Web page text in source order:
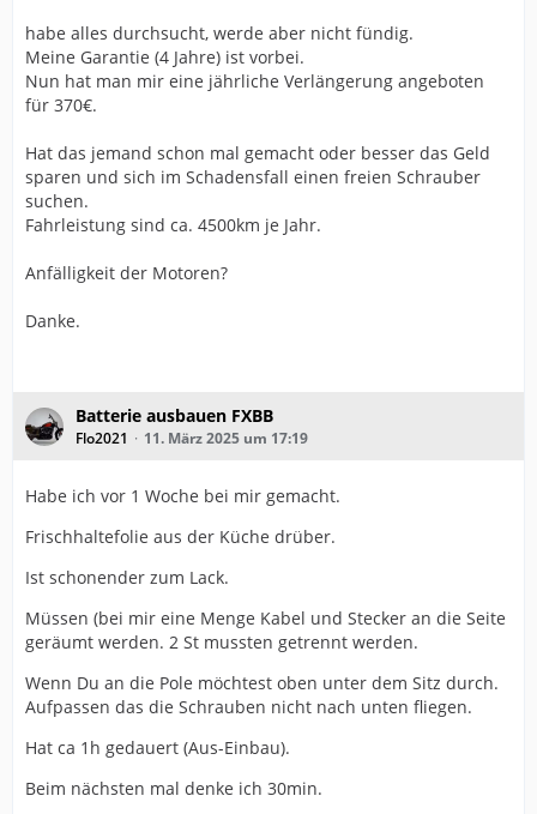
habe alles durchsucht, werde aber nicht fündig.
Meine Garantie (4 Jahre) ist vorbei.
Nun hat man mir eine jährliche Verlängerung angeboten
für 370€.
Hat das jemand schon mal gemacht oder besser das Geld
sparen und sich im Schadensfall einen freien Schrauber
suchen.
Fahrleistung sind ca. 4500km je Jahr.
Anfälligkeit der Motoren?
Danke.
Batterie ausbauen FXBB
Flo2021 11. März 2025 um 17:19
Habe ich vor 1 Woche bei mir gemacht.
Frischhaltefolie aus der Küche drüber.
Ist schonender zum Lack.
Müssen (bei mir eine Menge Kabel und Stecker an die Seite
geräumt werden. 2 St mussten getrennt werden.
Wenn Du an die Pole möchtest oben unter dem Sitz durch.
Aufpassen das die Schrauben nicht nach unten fliegen.
Hat ca 1h gedauert (Aus-Einbau).
Beim nächsten mal denke ich 30min.